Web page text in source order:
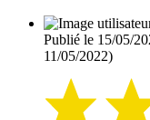
Publié le 15/05/
11/05/2022)